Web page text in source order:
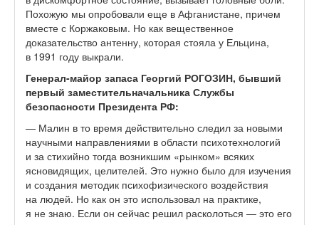
Похожую мы опробовали еще в Афганистане, причем
вместе с Коржаковым. Но как вещественное
доказательство антенну, которая стояла у Ельцина,
в 1991 году выкрали.
Генерал-майор запаса Георгий РОГОЗИН, бывший
первый заместительначальника Службы
безопасности Президента РФ:
— Малин в то время действительно следил за новыми
научными направлениями в области психотехнологий
и за стихийно тогда возникшим «рынком» всяких
ясновидящих, целителей. Это нужно было для изучения
и создания методик психофизического воздействия
на людей. Но как он это использовал на практике,
я не знаю. Если он сейчас решил расколоться — это его